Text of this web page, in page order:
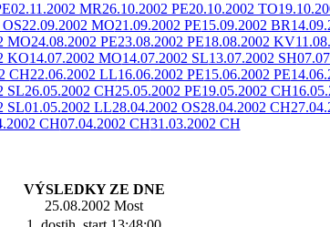
02.11.2002 MR26.10.2002 PE20.10.2002 TO
22.09.2002 MO21.09.2002 PE15.09.2002 BR
MO24.08.2002 PE23.08.2002 PE18.08.2002 KV
KO14.07.2002 MO14.07.2002 SL13.07.2002 SH
CH22.06.2002 LL16.06.2002 PE15.06.2002 PE
SL26.05.2002 CH25.05.2002 PE19.05.2002 CH
SL01.05.2002 LL28.04.2002 OS28.04.2002 CH
CH07.04.2002 CH31.03.2002 CH
VÝSLEDKY ZE DNE
25.08.2002 Most